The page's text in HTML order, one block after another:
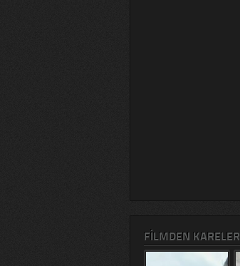
FILMDEN KARELER